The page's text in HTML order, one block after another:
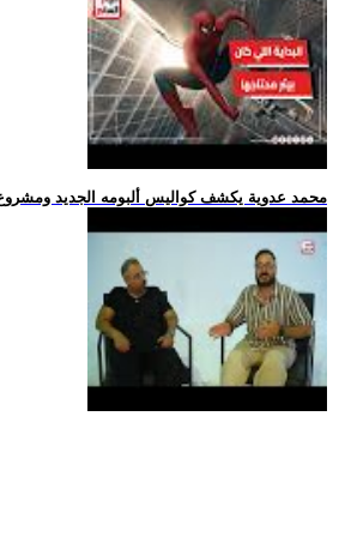
.. محمد عدوية يكشف كواليس ألبومه الجديد